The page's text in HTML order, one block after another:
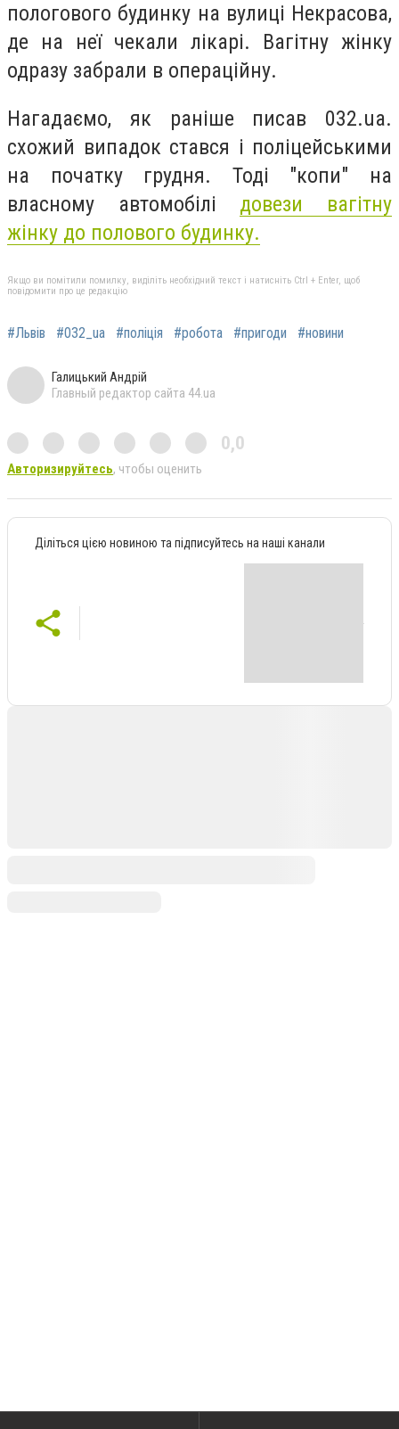
пологового будинку на вулиці Некрасова,
де на неї чекали лікарі. Вагітну жінку
одразу забрали в операційну.
Нагадаємо, як раніше писав 032.ua.
схожий випадок стався і поліцейськими
на початку грудня. Тоді "копи" на
власному автомобілі довези вагітну
жінку до полового будинку.
Якщо ви помітили помилку, виділіть необхідний текст і натисніть Ctrl + Enter, щоб
повідомити про це редакцію
#Львів #032_ua #поліція #робота #пригоди #новини
Галицький Андрій
Главный редактор сайта 44.ua
0,0
Авторизируйтесь, чтобы оценить
Діліться цією новиною та підписуйтесь на наші канали